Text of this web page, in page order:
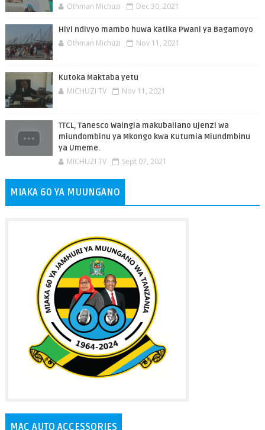
Othman Michuzi Dec 30, 2021
Hivi ndivyo mambo huwa katika Pwani ya Bagamoyo
Othman Michuzi Nov 11, 2021
Kutoka Maktaba yetu
MICHUZI TV Nov 11, 2021
TTCL, Tanesco Waingia makubaliano ujenzi wa
miundombinu ya Mkongo kwa Kutumia Miundmbinu
ya Umeme.
MICHUZI TV Sept 07, 2021
MIAKA 60 YA MUUNGANO
MAC AUTO ACCESSORIES